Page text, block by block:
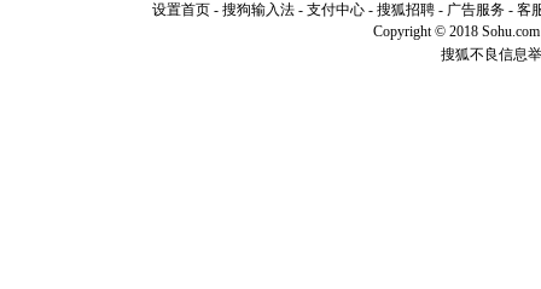
你是我专
[元旦]如
起；二是
设置首页- 搜狗输入法- 支付中心- 搜狐招聘- 广告服务- 客
Copyright © 2018
搜狐不良信息